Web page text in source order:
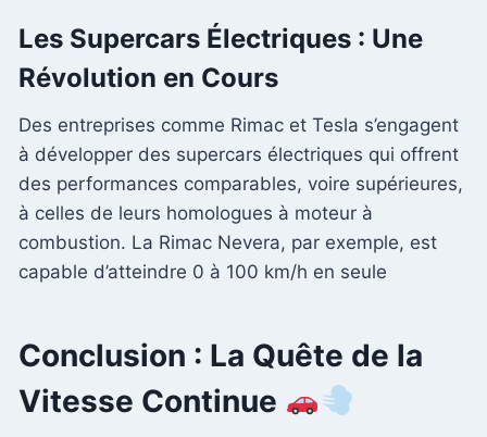
Les Supercars Électriques : Une
Révolution en Cours
Des entreprises comme Rimac et Tesla s’engagent
à développer des supercars électriques qui offrent
des performances comparables, voire supérieures,
à celles de leurs homologues à moteur à
combustion. La Rimac Nevera, par exemple, est
capable d’atteindre 0 à 100 km/h en seule
Conclusion : La Quête de la
Vitesse Continue